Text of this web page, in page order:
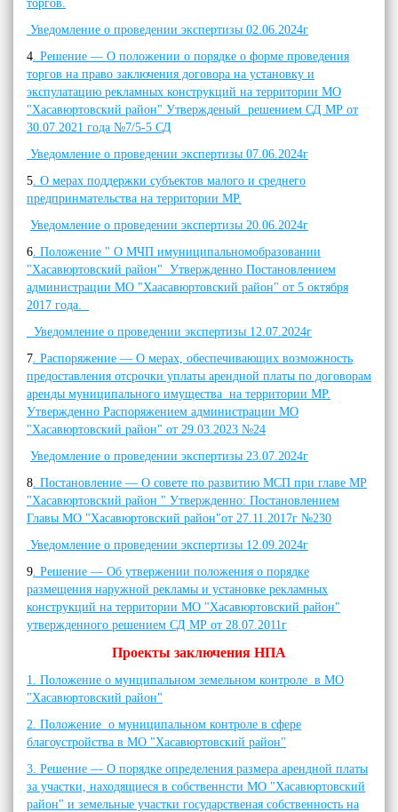
торгов.
Уведомление о проведении экспертизы 02.06.2024г
4. Решение — О положении о порядке о форме проведения
торгов на право заключения договора на установку и
экспулатацию рекламных конструкций на территории МО
"Хасавюртовский район" Утвержденый решением СД МР от
30.07.2021 года №7/5-5 СД
Уведомление о проведении экспертизы 07.06.2024г
5. О мерах поддержки субъектов малого и среднего
предпринмательства на территории МР.
Уведомление о проведении экспертизы 20.06.2024г
6. Положение " О МЧП имуниципальномобразовании
"Хасавюртовский район" Утвержденно Постановлением
администрации МО "Хаасавюртовский район" от 5 октября
2017 года.
Уведомление о проведении экспертизы 12.07.2024г
7. Распоряжение — О мерах, обеспечивающих возможность
предоставления отсрочки уплаты арендной платы по договорам
аренды муниципального имущества на территории МР.
Утвержденно Распоряжением администрации МО
"Хасавюртовский район" от 29.03.2023 №24
Уведомление о проведении экспертизы 23.07.2024г
8. Постановление — О совете по развитию МСП при главе МР
"Хасавюртовский район " Утвержденно: Постановлением
Главы МО "Хасавюртовский район"от 27.11.2017г №230
Уведомление о проведении экспертизы 12.09.2024г
9. Решение — Об утвержении положения о порядке
размещения наружной рекламы и установке рекламных
конструкций на территории МО "Хасавюртовский район"
утвержденного решением СД МР от 28.07.2011г
Проекты заключения НПА
1. Положение о мунципальном земельном контроле в МО
"Хасавюртовский район"
2. Положение о муниципальном контроле в сфере
благоустройства в МО "Хасавюртовский район"
3. Решение — О порядке определения размера арендной платы
за участки, находящиеся в собственнсти МО "Хасавюртовский
район" и земельные участки государственая собственность на